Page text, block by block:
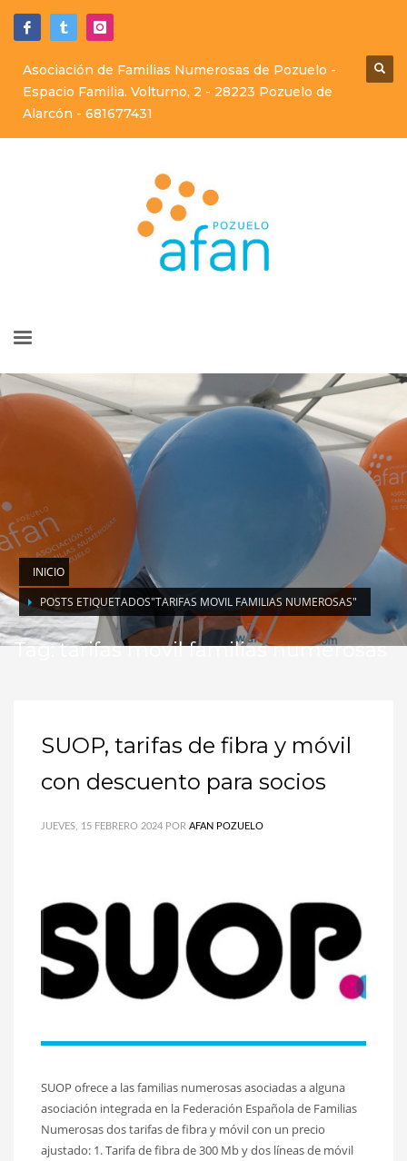
Asociación de Familias Numerosas de Pozuelo -
Espacio Familia. Volturno, 2 - 28223 Pozuelo de
Alarcón - 681677431
INICIO
POSTS ETIQUETADOS"TARIFAS MOVIL FAMILIAS NUMEROSAS"
Tag: tarifas movil familias numerosas
SUOP, tarifas de fibra y móvil
con descuento para socios
JUEVES, 15 FEBRERO 2024 POR AFAN POZUELO
SUOP ofrece a las familias numerosas asociadas a alguna
asociación integrada en la Federación Española de Familias
Numerosas dos tarifas de fibra y móvil con un precio
ajustado: 1. Tarifa de fibra de 300 Mb y dos líneas de móvil